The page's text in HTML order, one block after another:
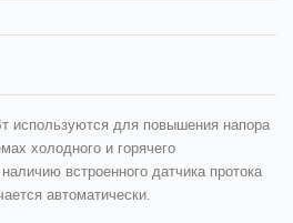
используются для повышения напора
холодного и горячего
встроенного датчика протока
автоматически.